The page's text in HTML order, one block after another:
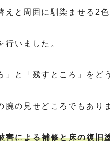
えと周囲に馴染ませる2
行いました。
」と「残すところ」をど
腕の見せどころでもあり
害による補修と床の復旧